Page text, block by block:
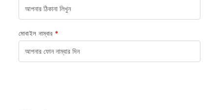
মোবাইল নাম্বার *